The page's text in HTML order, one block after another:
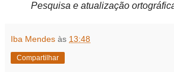
Pesquisa e atualização
Iba Mendes às 13:48
Compartilhar